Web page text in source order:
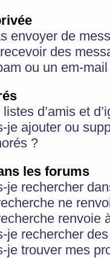
envoyer de
des
ou un em-
d’amis et
je ajouter ou
?
les forums
je rechercher
ne
renvoie
je rechercher
je trouver mes